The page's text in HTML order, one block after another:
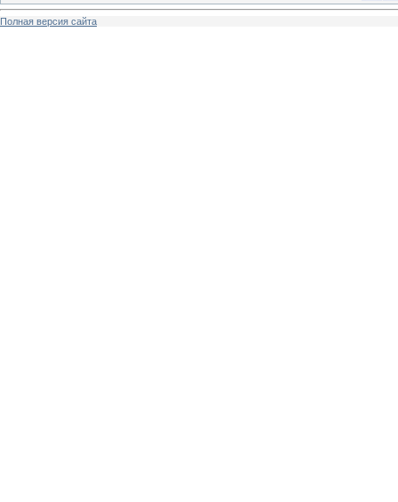
Полная версия сайта